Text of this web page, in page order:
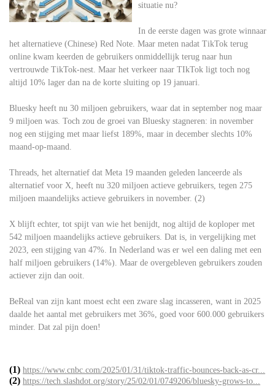
situatie nu?
In de eerste dagen was grote winnaar
het alternatieve (Chinese) Red Note. Maar meten nadat TikTok terug
online kwam keerden de gebruikers onmiddellijk terug naar hun
vertrouwde TikTok-nest. Maar het verkeer naar TIkTok ligt toch nog
altijd 10% lager dan na de korte sluiting op 19 januari.
Bluesky heeft nu 30 miljoen gebruikers, waar dat in september nog maar
9 miljoen was. Toch zou de groei van Bluesky stagneren: in november
nog een stijging met maar liefst 189%, maar in december slechts 10%
maand-op-maand.
Threads, het alternatief dat Meta 19 maanden geleden lanceerde als
alternatief voor X, heeft nu 320 miljoen actieve gebruikers, tegen 275
miljoen maandelijks actieve gebruikers in november. (2)
X blijft echter, tot spijt van wie het benijdt, nog altijd de koploper met
542 miljoen maandelijks actieve gebruikers. Dat is, in vergelijking met
2023, een stijging van 47%. In Nederland was er wel een daling met een
half miljoen gebruikers (14%). Maar de overgebleven gebruikers zouden
actiever zijn dan ooit.
BeReal van zijn kant moest echt een zware slag incasseren, want in 2025
daalde het aantal met gebruikers met 36%, goed voor 600.000 gebruikers
minder. Dat zal pijn doen!
(1) https://www.cnbc.com/2025/01/31/tiktok-traffic-bounces-back-as-cr...
(2) https://tech.slashdot.org/story/25/02/01/0749206/bluesky-grows-to...